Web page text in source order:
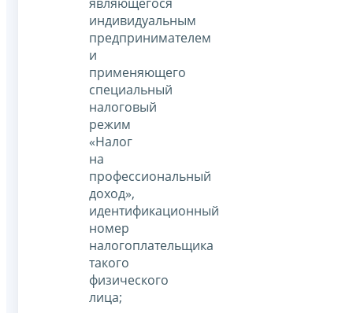
индивидуальным
предпринимателем
и
применяющего
специальный
налоговый
режим
«Налог
на
профессиональный
доход»,
идентификационный
номер
налогоплательщика
такого
физического
лица;